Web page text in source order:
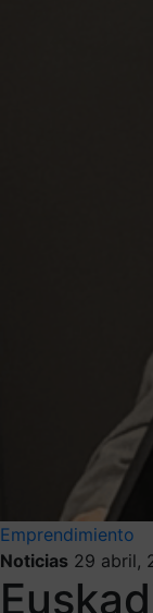
Emprendimiento
Noticias 29 abril,